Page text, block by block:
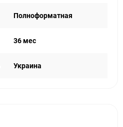
Полноформатная
36 мес
Украина